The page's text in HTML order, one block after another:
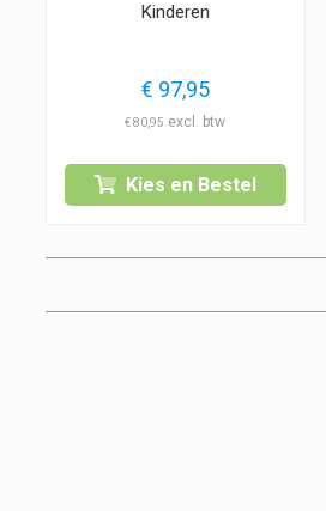
Kinderen
€ 97,95
€80,95
Kies en Bestel